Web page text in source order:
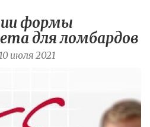
формы
для ломбардов
июля 2021